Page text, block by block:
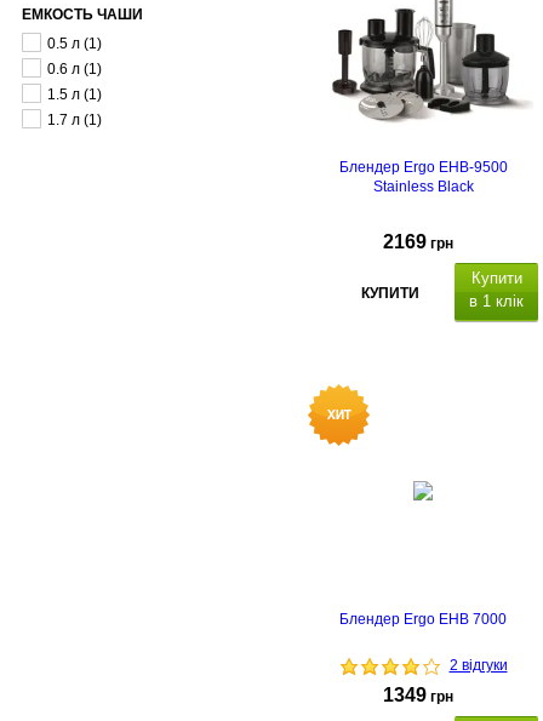
ЕМКОСТЬ ЧАШИ
0.5 л (1)
0.6 л (1)
1.5 л (1)
1.7 л (1)
Блендер Ergo EHB-9500
Stainless Black
2169 грн
КУПИТИ
Купити
в 1 клік
Блендер Ergo EHB 7000
2 відгуки
1349 грн